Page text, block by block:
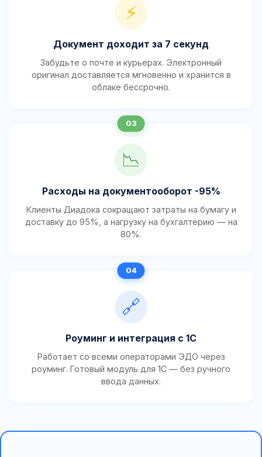
⚡
Документ доходит за 7 секунд
Забудьте о почте и курьерах. Электронный
оригинал доставляется мгновенно и хранится в
облаке бессрочно.
📉
Расходы на документооборот -95%
Клиенты Диадока сокращают затраты на бумагу и
доставку до 95%, а нагрузку на бухгалтерию — на
80%.
🔗
Роуминг и интеграция с 1С
Работает со всеми операторами ЭДО через
роуминг. Готовый модуль для 1С — без ручного
ввода данных.